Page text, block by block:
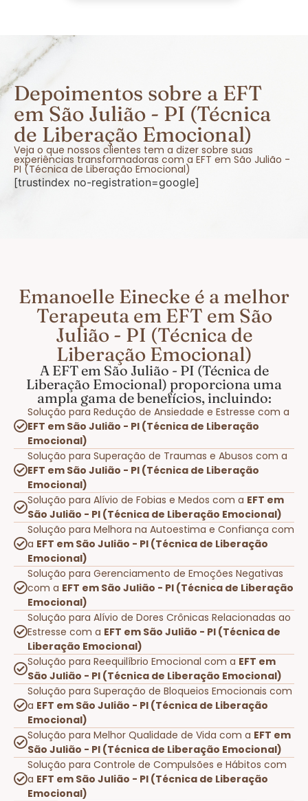
Depoimentos sobre a EFT
em São Julião - PI (Técnica
de Liberação Emocional)
Veja o que nossos clientes tem a dizer sobre suas
experiências transformadoras com a EFT em São Julião -
PI (Técnica de Liberação Emocional)
[trustindex no-registration=google]
Emanoelle Einecke é a melhor
Terapeuta em EFT em São
Julião - PI (Técnica de
Liberação Emocional)
A EFT em São Julião - PI (Técnica de
Liberação Emocional) proporciona uma
ampla gama de benefícios, incluindo:
Solução para Redução de Ansiedade e Estresse com a
EFT em São Julião - PI (Técnica de Liberação
Emocional)
Solução para Superação de Traumas e Abusos com a
EFT em São Julião - PI (Técnica de Liberação
Emocional)
Solução para Alívio de Fobias e Medos com a EFT em
São Julião - PI (Técnica de Liberação Emocional)
Solução para Melhora na Autoestima e Confiança com
a EFT em São Julião - PI (Técnica de Liberação
Emocional)
Solução para Gerenciamento de Emoções Negativas
com a EFT em São Julião - PI (Técnica de Liberação
Emocional)
Solução para Alívio de Dores Crônicas Relacionadas ao
Estresse com a EFT em São Julião - PI (Técnica de
Liberação Emocional)
Solução para Reequilíbrio Emocional com a EFT em
São Julião - PI (Técnica de Liberação Emocional)
Solução para Superação de Bloqueios Emocionais com
a EFT em São Julião - PI (Técnica de Liberação
Emocional)
Solução para Melhor Qualidade de Vida com a EFT em
São Julião - PI (Técnica de Liberação Emocional)
Solução para Controle de Compulsões e Hábitos com
a EFT em São Julião - PI (Técnica de Liberação
Emocional)